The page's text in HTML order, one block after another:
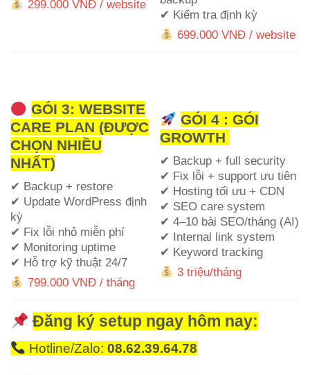
299.000 VNĐ / website
✔ Kiểm tra định kỳ
699.000 VNĐ / website
GÓI 3: WEBSITE
CARE PLAN (ĐƯỢC
CHỌN NHIỀU
NHẤT)
✔ Backup + restore
✔ Update WordPress định
kỳ
✔ Fix lỗi nhỏ miễn phí
✔ Monitoring uptime
✔ Hỗ trợ kỹ thuật 24/7
799.000 VNĐ / tháng
GÓI 4 : GÓI
GROWTH
✔ Backup + full security
✔ Fix lỗi + support ưu tiên
✔ Hosting tối ưu + CDN
✔ SEO care system
✔ 4–10 bài SEO/tháng (AI)
✔ Internal link system
✔ Keyword tracking
3 triệu/tháng
Đăng ký setup ngay hôm nay:
Hotline/Zalo: 08.62.39.64.78